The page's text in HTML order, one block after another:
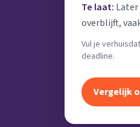
Te laat:
overblijft,
Vul je
deadline.
Vergelijk